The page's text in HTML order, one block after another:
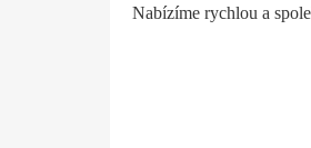
Nabízíme rychlou a